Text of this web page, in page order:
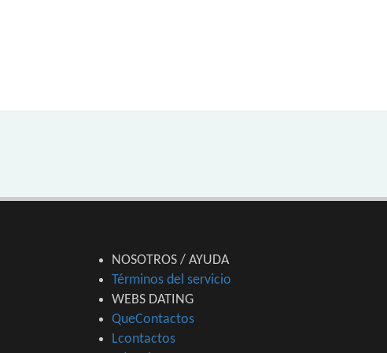
NOSOTROS / AYUDA
Términos del servicio
WEBS DATING
QueContactos
Lcontactos